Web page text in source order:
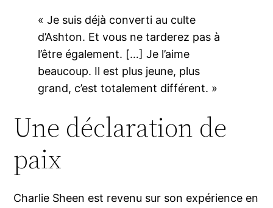
« Je suis déjà converti au culte
d’Ashton. Et vous ne tarderez pas à
l’être également. […] Je l’aime
beaucoup. Il est plus jeune, plus
grand, c’est totalement différent. »
Une déclaration de
paix
Charlie Sheen est revenu sur son expérience en